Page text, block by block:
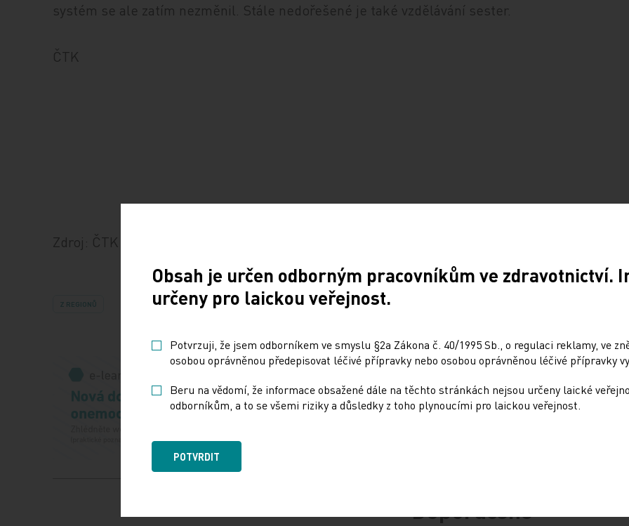
systém se ale zatím nezměnil. Stále nedořešené je také vzdělávání sester.
ČTK
Zdroj: ČTK
Z REGIONŮ Sdílejte článek
Doporučené
Obsah je určen odborným pracovníkům ve zdravotnictví.
určeny pro laickou veřejnost.
Potvrzuji, že jsem odborníkem ve smyslu §2a Zákona č. 40/1995 Sb., o regulaci reklamy, ve
osobou oprávněnou předepisovat léčivé přípravky nebo osobou oprávněnou léčivé přípravky
Beru na vědomí, že informace obsažené dále na těchto stránkách nejsou určeny laické
odborníkům, a to se všemi riziky a důsledky z toho plynoucími pro laickou veřejnost.
POTVRDIT